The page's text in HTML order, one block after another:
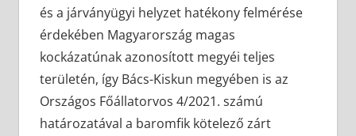
és a járványügyi helyzet hatékony felmérése
érdekében Magyarország magas
kockázatúnak azonosított megyéi teljes
területén, így Bács-Kiskun megyében is az
Országos Főállatorvos 4/2021. számú
határozatával a baromfik kötelező zárt